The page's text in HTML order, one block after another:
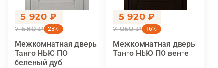
5 920 ₽
7 680 ₽ 23%
Межкомнатная дверь
Танго НЬЮ ПО
беленый дуб
5 920 ₽
7 050 ₽ 16%
Межкомнатная дверь
Танго НЬЮ ПО венге